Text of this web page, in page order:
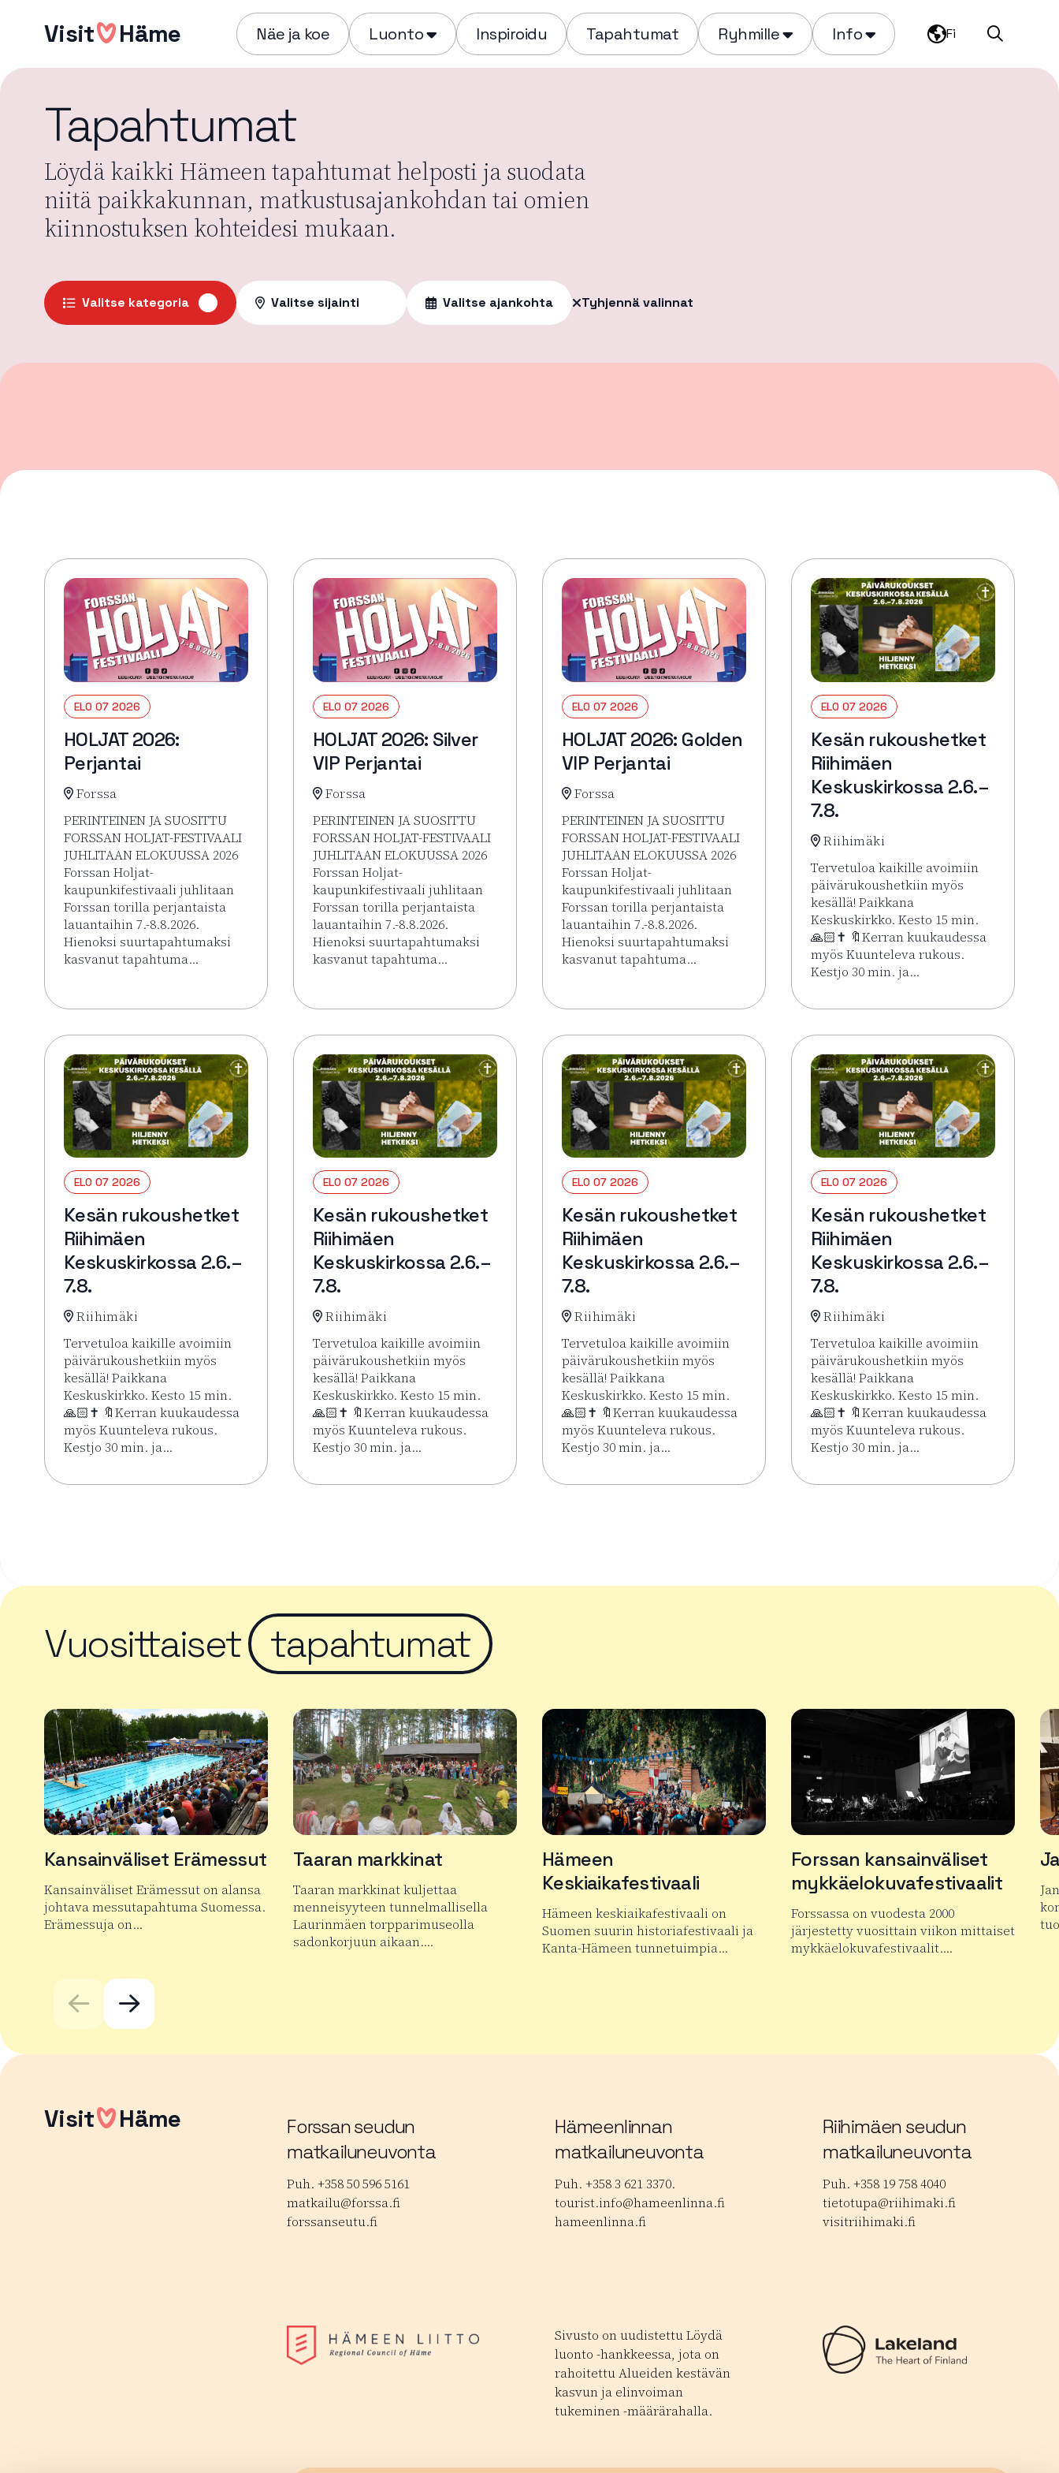
sisältöönVisit Häme Näe ja koe Luonto Inspiroidu Tapahtumat Ryhmille Info Fi Haku
Tapahtumat
Löydä kaikki Hämeen tapahtumat helposti ja suodata
niitä paikkakunnan, matkustusajankohdan tai omien
kiinnostuksen kohteidesi mukaan.
Valitse kategoria Valitse sijainti Valitse ajankohta Tyhjennä valinnat
ELO 07 2026
HOLJAT 2026:
Perjantai
Forssa
PERINTEINEN JA SUOSITTU
FORSSAN HOLJAT-FESTIVAALI
JUHLITAAN ELOKUUSSA 2026
Forssan Holjat-
kaupunkifestivaali juhlitaan
Forssan torilla perjantaista
lauantaihin 7.-8.8.2026.
Hienoksi suurtapahtumaksi
kasvanut tapahtuma…
Lue lisää tapahtumasta HOLJAT 2026: Perjantai
ELO 07 2026
HOLJAT 2026: Silver
VIP Perjantai
Forssa
PERINTEINEN JA SUOSITTU
FORSSAN HOLJAT-FESTIVAALI
JUHLITAAN ELOKUUSSA 2026
Forssan Holjat-
kaupunkifestivaali juhlitaan
Forssan torilla perjantaista
lauantaihin 7.-8.8.2026.
Hienoksi suurtapahtumaksi
kasvanut tapahtuma…
Lue lisää tapahtumasta HOLJAT 2026: Silver VIP Perjantai
ELO 07 2026
HOLJAT 2026: Golden
VIP Perjantai
Forssa
PERINTEINEN JA SUOSITTU
FORSSAN HOLJAT-FESTIVAALI
JUHLITAAN ELOKUUSSA 2026
Forssan Holjat-
kaupunkifestivaali juhlitaan
Forssan torilla perjantaista
lauantaihin 7.-8.8.2026.
Hienoksi suurtapahtumaksi
kasvanut tapahtuma…
Lue lisää tapahtumasta HOLJAT 2026: Golden VIP Perjantai
ELO 07 2026
Kesän rukoushetket
Riihimäen
Keskuskirkossa 2.6.–
7.8.
Riihimäki
Tervetuloa kaikille avoimiin
päivärukoushetkiin myös
kesällä! Paikkana
Keskuskirkko. Kesto 15 min.
🙏🏻✝️ 🔖Kerran kuukaudessa
myös Kuunteleva rukous.
Kestjo 30 min. ja…
Lue lisää tapahtumasta Kesän
ELO 07 2026
Kesän rukoushetket
Riihimäen
Keskuskirkossa 2.6.–
7.8.
Riihimäki
Tervetuloa kaikille avoimiin
päivärukoushetkiin myös
kesällä! Paikkana
Keskuskirkko. Kesto 15 min.
🙏🏻✝️ 🔖Kerran kuukaudessa
myös Kuunteleva rukous.
Kestjo 30 min. ja…
Lue lisää tapahtumasta Kesän rukoushetket Riihimäen Keskuskirkossa 2.6.–7.8.
ELO 07 2026
Kesän rukoushetket
Riihimäen
Keskuskirkossa 2.6.–
7.8.
Riihimäki
Tervetuloa kaikille avoimiin
päivärukoushetkiin myös
kesällä! Paikkana
Keskuskirkko. Kesto 15 min.
🙏🏻✝️ 🔖Kerran kuukaudessa
myös Kuunteleva rukous.
Kestjo 30 min. ja…
Lue lisää tapahtumasta Kesän rukoushetket Riihimäen Keskuskirkossa 2.6.–7.8.
ELO 07 2026
Kesän rukoushetket
Riihimäen
Keskuskirkossa 2.6.–
7.8.
Riihimäki
Tervetuloa kaikille avoimiin
päivärukoushetkiin myös
kesällä! Paikkana
Keskuskirkko. Kesto 15 min.
🙏🏻✝️ 🔖Kerran kuukaudessa
myös Kuunteleva rukous.
Kestjo 30 min. ja…
Lue lisää tapahtumasta Kesän rukoushetket Riihimäen Keskuskirkossa 2.6.–7.8.
ELO 07 2026
Kesän rukoushetket
Riihimäen
Keskuskirkossa 2.6.–
7.8.
Riihimäki
Tervetuloa kaikille avoimiin
päivärukoushetkiin myös
kesällä! Paikkana
Keskuskirkko. Kesto 15 min.
🙏🏻✝️ 🔖Kerran kuukaudessa
myös Kuunteleva rukous.
Kestjo 30 min. ja…
Lue lisää tapahtumasta Kesän
Vuosittaiset tapahtumat
Kansainväliset Erämessut
Kansainväliset Erämessut on alansa
johtava messutapahtuma Suomessa.
Erämessuja on…
Lue lisää tuotteesta Kansainväliset Erämessut
Taaran markkinat
Taaran markkinat kuljettaa
menneisyyteen tunnelmallisella
Laurinmäen torpparimuseolla
sadonkorjuun aikaan….
Hämeen
Keskiaikafestivaali
Hämeen keskiaikafestivaali on
Suomen suurin historiafestivaali ja
Kanta-Hämeen tunnetuimpia…
Forssan kansainväliset
mykkäelokuvafestivaalit
Forssassa on vuodesta 2000
järjestetty vuosittain viikon mittaiset
mykkäelokuvafestivaalit….
Visit Häme
Forssan seudun
matkailuneuvonta
Puh. +358 50 596 5161
matkailu@forssa.fi
forssanseutu.fi
Hämeenlinnan
matkailuneuvonta
Puh. +358 3 621 3370.
tourist.info@hameenlinna.fi
hameenlinna.fi
Riihimäen seudun
matkailuneuvonta
Puh. +358 19 758 4040
tietotupa@riihimaki.fi
visitriihimaki.fi
Sivusto on uudistettu Löydä
luonto -hankkeessa, jota on
rahoitettu Alueiden kestävän
kasvun ja elinvoiman
tukeminen -määrärahalla.